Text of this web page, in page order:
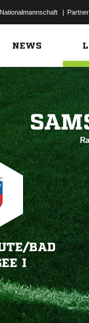
| Partner
NEWS
​BAD
I